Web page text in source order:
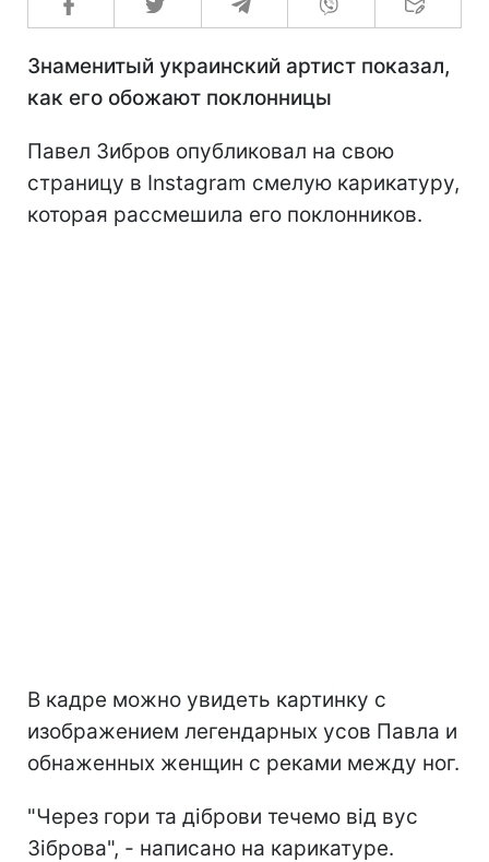
Знаменитый украинский артист показал,
как его обожают поклонницы
Павел Зибров опубликовал на свою
страницу в Instagram смелую карикатуру,
которая рассмешила его поклонников.
В кадре можно увидеть картинку с
изображением легендарных усов Павла и
обнаженных женщин с реками между ног.
"Через гори та діброви течемо від вус
Зіброва", - написано на карикатуре.